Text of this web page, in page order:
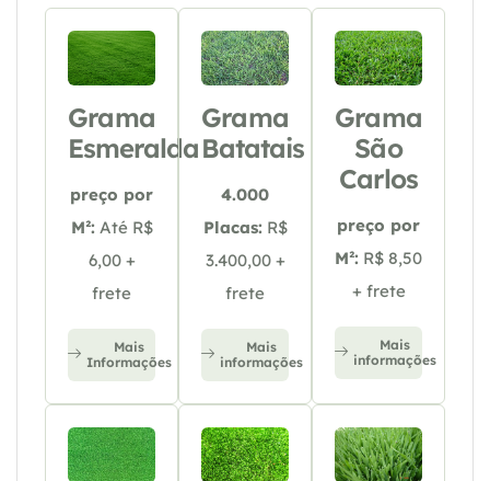
Grama
Esmeralda
preço por
M²: Até R$
6,00 +
frete
Mais
Informações
Grama
Batatais
4.000
Placas: R$
3.400,00 +
frete
Mais
informações
Grama
São
Carlos
preço por
M²: R$ 8,50
+ frete
Mais
informações